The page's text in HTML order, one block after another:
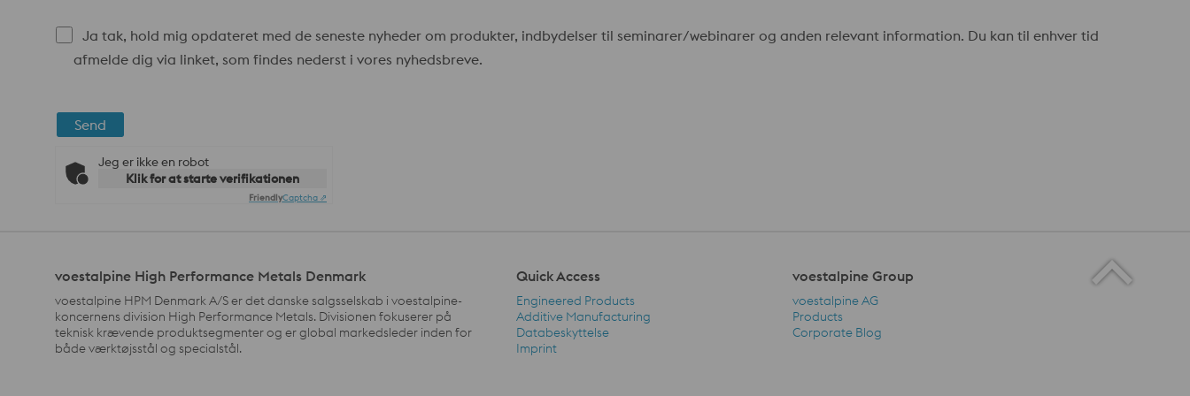
Ja tak, hold mig opdateret med de seneste nyheder om produkter, indbydelser til seminarer/webinarer og anden relevant information. Du kan til enhver tid
afmelde dig via linket, som findes nederst i vores nyhedsbreve.
Send
Jeg er ikke en robot
Klik for at starte verifikationen
FriendlyCaptcha ⇗
voestalpine High Performance Metals Denmark
voestalpine HPM Denmark A/S er det danske salgsselskab i voestalpine-
koncernens division High Performance Metals. Divisionen fokuserer på
teknisk krævende produktsegmenter og er global markedsleder inden for
både værktøjsstål og specialstål.
Quick Access
Quick Access Navigation
Engineered Products
Additive Manufacturing
Databeskyttelse
Imprint
voestalpine Group
voestalpine Group Navigation
voestalpine AG
Products
Corporate Blog